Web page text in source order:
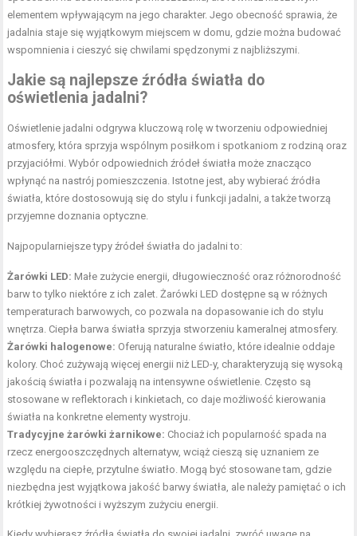
elementem wpływającym na jego charakter. Jego obecność sprawia, że
jadalnia staje się wyjątkowym miejscem w domu, gdzie można budować
wspomnienia i cieszyć się chwilami spędzonymi z najbliższymi.
Jakie są najlepsze źródła światła do
oświetlenia jadalni?
Oświetlenie jadalni odgrywa kluczową rolę w tworzeniu odpowiedniej
atmosfery, która sprzyja wspólnym posiłkom i spotkaniom z rodziną oraz
przyjaciółmi. Wybór odpowiednich źródeł światła może znacząco
wpłynąć na nastrój pomieszczenia. Istotne jest, aby wybierać źródła
światła, które dostosowują się do stylu i funkcji jadalni, a także tworzą
przyjemne doznania optyczne.
Najpopularniejsze typy źródeł światła do jadalni to:
Żarówki LED: Małe zużycie energii, długowieczność oraz różnorodność
barw to tylko niektóre z ich zalet. Żarówki LED dostępne są w różnych
temperaturach barwowych, co pozwala na dopasowanie ich do stylu
wnętrza. Ciepła barwa światła sprzyja stworzeniu kameralnej atmosfery.
Żarówki halogenowe: Oferują naturalne światło, które idealnie oddaje
kolory. Choć zużywają więcej energii niż LED-y, charakteryzują się wysoką
jakością światła i pozwalają na intensywne oświetlenie. Często są
stosowane w reflektorach i kinkietach, co daje możliwość kierowania
światła na konkretne elementy wystroju.
Tradycyjne żarówki żarnikowe: Chociaż ich popularność spada na
rzecz energooszczędnych alternatyw, wciąż cieszą się uznaniem ze
względu na ciepłe, przytulne światło. Mogą być stosowane tam, gdzie
niezbędna jest wyjątkowa jakość barwy światła, ale należy pamiętać o ich
krótkiej żywotności i wyższym zużyciu energii.